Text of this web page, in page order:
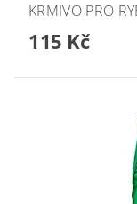
KRMIVO PRO
115 Kč